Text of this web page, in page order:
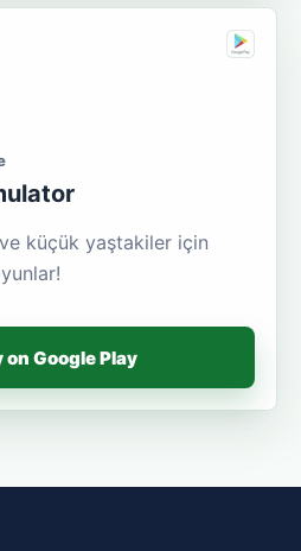
küçük yaştakiler için
on Google Play